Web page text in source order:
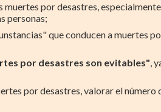
por desastres,
personas;
que conducen a muertes
por desastres son evitables",
por desastres, valorar el número